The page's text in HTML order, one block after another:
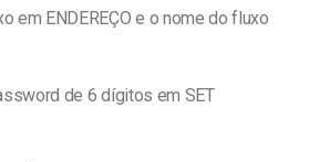
em ENDEREÇO e o nome do fluxo
de 6 dígitos em SET